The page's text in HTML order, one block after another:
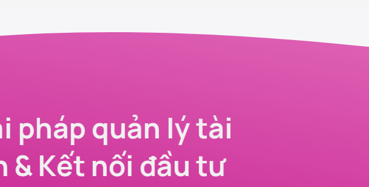
pháp quản lý tài
& Kết nối đầu tư